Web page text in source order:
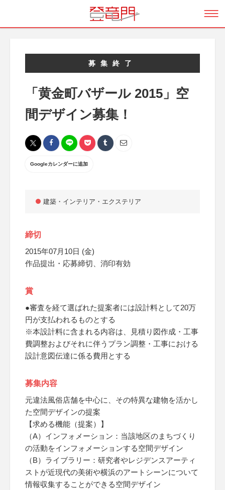
募集終了
「黄金町バザール 2015」空
間デザイン募集！
Googleカレンダーに追加
建築・インテリア・エクステリア
締切
2015年07月10日 (金)
作品提出・応募締切、消印有効
賞
●審査を経て選ばれた提案者には設計料として20万
円が支払われるものとする
※本設計料に含まれる内容は、見積り図作成・工事
費調整およびそれに伴うプラン調整・工事における
設計意図伝達に係る費用とする
募集内容
元違法風俗店舗を中心に、その特異な建物を活かし
た空間デザインの提案
【求める機能（提案）】
（A）インフォメーション：当該地区のまちづくり
の活動をインフォメーションする空間デザイン
（B）ライブラリー：研究者やレジデンスアーティ
ストが近現代の美術や横浜のアートシーンについて
情報収集することができる空間デザイン